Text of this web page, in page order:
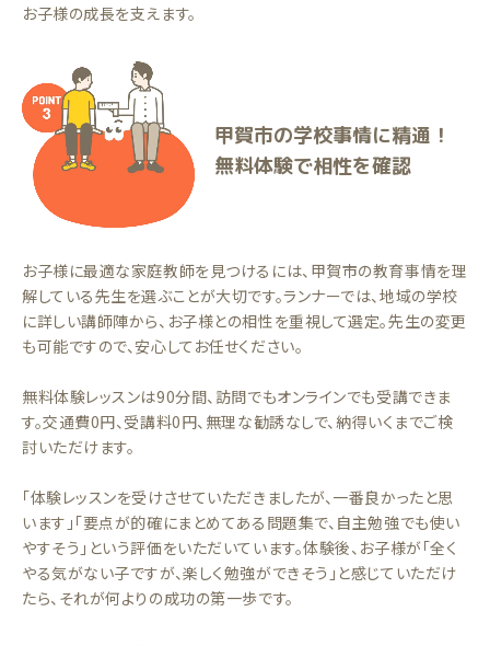
お子様の成長を支えます。
甲賀市の学校事情に精通！
無料体験で相性を確認
お子様に最適な家庭教師を見つけるには、甲賀市の教育事情を理
解している先生を選ぶことが大切です。ランナーでは、地域の学校
に詳しい講師陣から、お子様との相性を重視して選定。先生の変更
も可能ですので、安心してお任せください。
無料体験レッスンは90分間、訪問でもオンラインでも受講できま
す。交通費0円、受講料0円、無理な勧誘なしで、納得いくまでご検
討いただけます。
「体験レッスンを受けさせていただきましたが、一番良かったと思
います」「要点が的確にまとめてある問題集で、自主勉強でも使い
やすそう」という評価をいただいています。体験後、お子様が「全く
やる気がない子ですが、楽しく勉強ができそう」と感じていただけ
たら、それが何よりの成功の第一歩です。